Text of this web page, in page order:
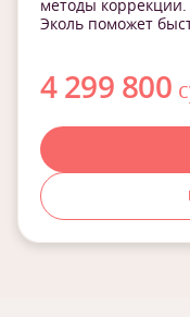
методы
Эколь поможет
4 299 800